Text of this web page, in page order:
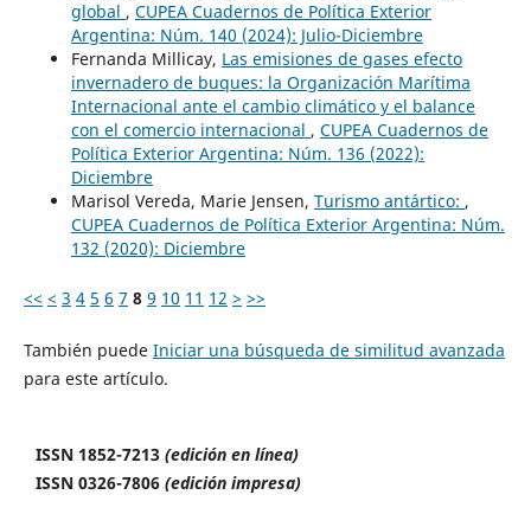
global , CUPEA Cuadernos de Política Exterior
Argentina: Núm. 140 (2024): Julio-Diciembre
Fernanda Millicay, Las emisiones de gases efecto
invernadero de buques: la Organización Marítima
Internacional ante el cambio climático y el balance
con el comercio internacional , CUPEA Cuadernos de
Política Exterior Argentina: Núm. 136 (2022):
Diciembre
Marisol Vereda, Marie Jensen, Turismo antártico: ,
CUPEA Cuadernos de Política Exterior Argentina: Núm.
132 (2020): Diciembre
<< < 3 4 5 6 7 8 9 10 11 12 > >>
También puede Iniciar una búsqueda de similitud avanzada
para este artículo.
ISSN 1852-7213 (edición en línea)
ISSN 0326-7806 (edición impresa)